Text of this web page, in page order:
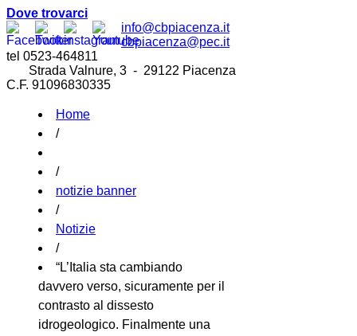
Dove trovarci
info@cbpiacenza.it
cbpiacenza@pec.it
tel 0523-464811
Strada Valnure, 3 - 29122 Piacenza
C.F. 91096830335
Home
/
/
notizie banner
/
Notizie
/
“L’Italia sta cambiando
davvero verso, sicuramente per il
contrasto al dissesto
idrogeologico. Finalmente una